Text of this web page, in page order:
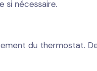
si nécessaire.
du thermostat.